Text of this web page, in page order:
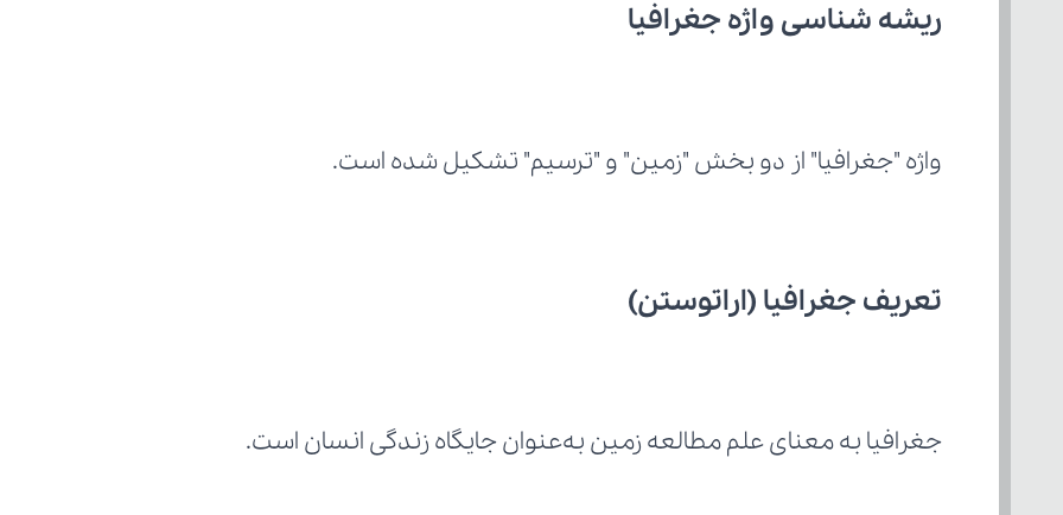
ریشه شناسی واژه جغرافیا
واژه "جغرافیا" از دو بخش "زمین" و "ترسیم" تشکیل شده است.
تعریف جغرافیا (اراتوستن)
جغرافیا به معنای علم مطالعه زمین به‌عنوان جایگاه زندگی انسان است.